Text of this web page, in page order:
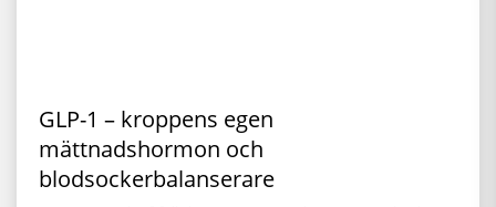
GLP-1 – kroppens egen
mättnadshormon och
blodsockerbalanserare